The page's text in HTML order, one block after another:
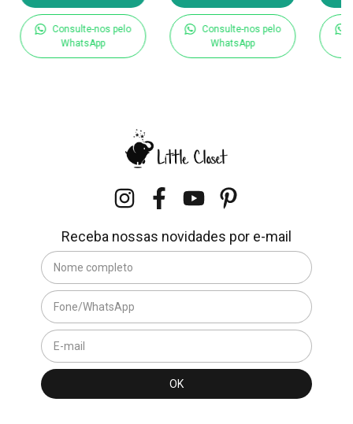
Consulte-nos pelo
WhatsApp
Consulte-nos pelo
WhatsApp
Receba nossas novidades por e-mail